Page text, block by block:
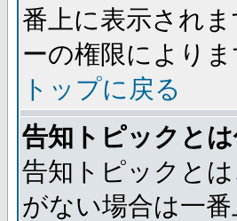
番上に表示され
ーの権限によりま
トップに戻る
告知トピックと
告知トピックと
がない場合は一